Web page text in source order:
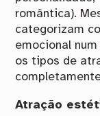
romântica).
categorizam
emocional
os tipos de
Atração